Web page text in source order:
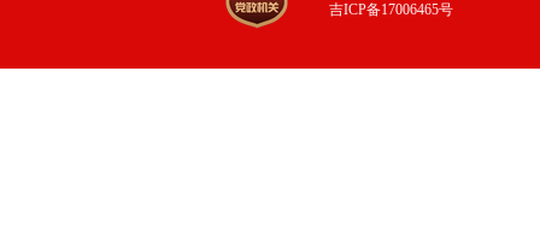
吉ICP备17006465号